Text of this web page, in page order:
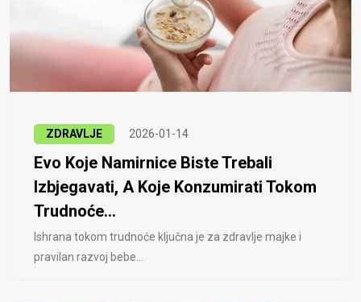
ZDRAVLJE 2026-01-14
Evo Koje Namirnice Biste Trebali
Izbjegavati, A Koje Konzumirati Tokom
Trudnoće...
Ishrana tokom trudnoće ključna je za zdravlje majke i
pravilan razvoj bebe...